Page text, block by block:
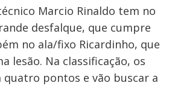
Marcio Rinaldo tem no
desfalque, que cumpre
no ala/fixo Ricardinho, que
lesão. Na classificação, os
quatro pontos e vão buscar a